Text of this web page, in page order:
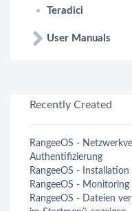
Teradici
User Manuals
Recently Created
RangeeOS -
Authentifizierung
RangeeOS -
RangeeOS -
RangeeOS - Dateien